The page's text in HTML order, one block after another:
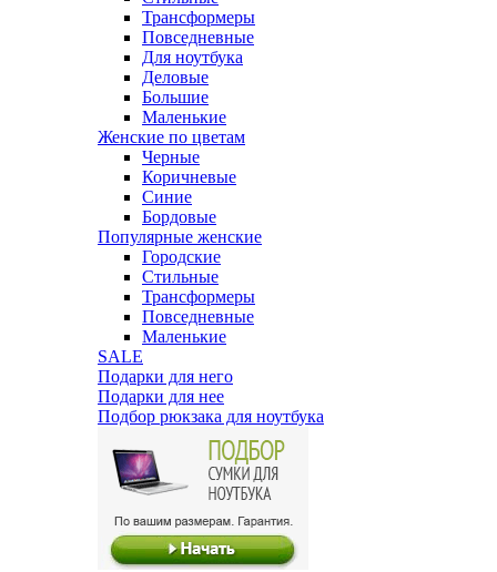
Трансформеры
Повседневные
Для ноутбука
Деловые
Большие
Маленькие
Женские по цветам
Черные
Коричневые
Синие
Бордовые
Популярные женские
Городские
Стильные
Трансформеры
Повседневные
Маленькие
SALE
Подарки для него
Подарки для нее
Подбор рюкзака для ноутбука